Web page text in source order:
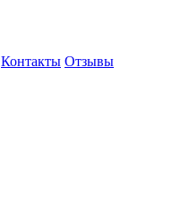
Контакты Отзывы